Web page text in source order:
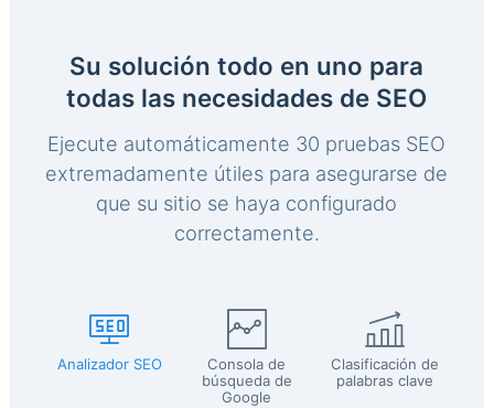
Su solución todo en uno para
todas las necesidades de SEO
Ejecute automáticamente 30 pruebas SEO
extremadamente útiles para asegurarse de
que su sitio se haya configurado
correctamente.
Analizador SEO
Consola de
búsqueda de
Google
Clasificación de
palabras clave